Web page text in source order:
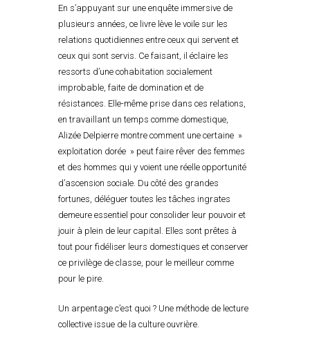
En s’appuyant sur une enquête immersive de
plusieurs années, ce livre lève le voile sur les
relations quotidiennes entre ceux qui servent et
ceux qui sont servis. Ce faisant, il éclaire les
ressorts d’une cohabitation socialement
improbable, faite de domination et de
résistances. Elle-même prise dans ces relations,
en travaillant un temps comme domestique,
Alizée Delpierre montre comment une certaine »
exploitation dorée » peut faire rêver des femmes
et des hommes qui y voient une réelle opportunité
d’ascension sociale. Du côté des grandes
fortunes, déléguer toutes les tâches ingrates
demeure essentiel pour consolider leur pouvoir et
jouir à plein de leur capital. Elles sont prêtes à
tout pour fidéliser leurs domestiques et conserver
ce privilège de classe, pour le meilleur comme
pour le pire.
Un arpentage c’est quoi ? Une méthode de lecture
collective issue de la culture ouvrière.